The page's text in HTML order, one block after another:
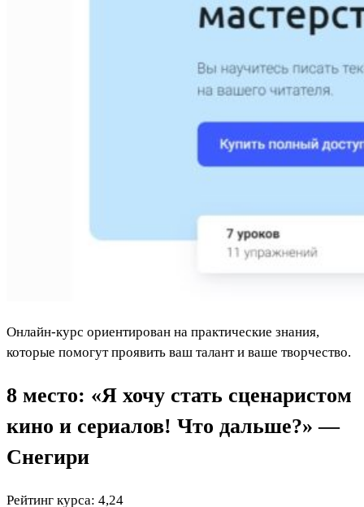
Онлайн-курс ориентирован на практические знания,
которые помогут проявить ваш талант и ваше творчество.
8 место: «Я хочу стать сценаристом
кино и сериалов! Что дальше?» —
Снегири
Рейтинг курса: 4,24